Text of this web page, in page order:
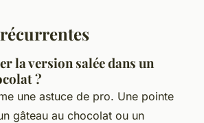
la version salée dans un
?
une astuce de pro. Une pointe
gâteau au chocolat ou un